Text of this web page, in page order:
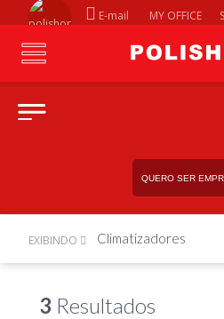
E-mail MY OFFICE
QUERO SER
EXIBINDO Climatizadores
3 Resultados